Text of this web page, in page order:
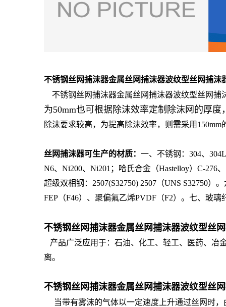
不锈钢丝网捕沫器金属丝网捕沫器波纹型丝网捕沫
不锈钢丝网捕沫器金属丝网捕沫器波纹型丝网捕
为50mm也可根据除沫效率定制除沫网的厚
除沫要求较高，为提高除沫效率，则需采用
丝网捕沫器可生产的材质： 一、不锈钢：304、
N6、Ni200、Ni201；哈氏合金（Hastelloy）C-276
超级双相钢：2507(S32750) 2507（UNS S32750
FEP（F46）、聚偏氟乙烯PVDF（F2）。七、玻
不锈钢丝网捕沫器金属丝网捕沫器波纹型丝
产品广泛应用于：石油、化工、轻工、医药、冶
离。
不锈钢丝网捕沫器金属丝网捕沫器波纹型丝
当带有雾沫的气体以一定速度上升通过丝网时